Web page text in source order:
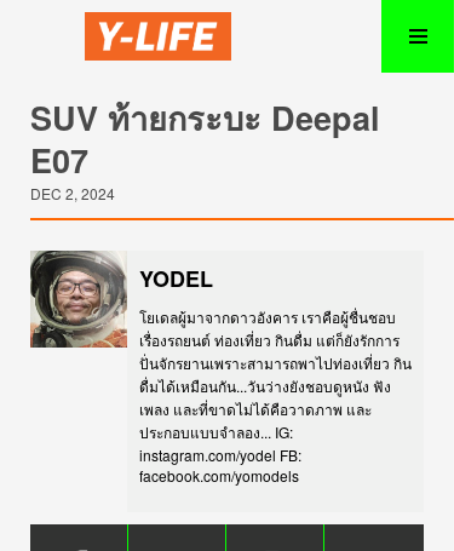
SUV ท้ายกระบะ Deepal
E07
DEC 2, 2024
YODEL
โยเดลผู้มาจากดาวอังคาร เราคือผู้ชื่นชอบ
เรื่องรถยนต์ ท่องเที่ยว กินดื่ม แต่ก็ยังรักการ
ปั่นจักรยานเพราะสามารถพาไปท่องเที่ยว กิน
ดื่มได้เหมือนกัน...วันว่างยังชอบดูหนัง ฟัง
เพลง และที่ขาดไม่ได้คือวาดภาพ และ
ประกอบแบบจำลอง... IG:
instagram.com/yodel FB:
facebook.com/yomodels